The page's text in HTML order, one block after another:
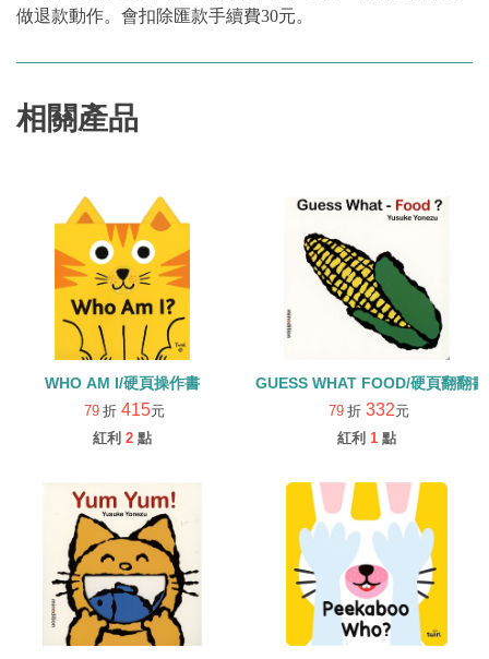
做退款動作。會扣除匯款手續費30元。
相關產品
WHO AM I/硬頁操作書
79 折 415元
紅利 2 點
GUESS WHAT FOOD/硬頁翻翻書
79 折 332元
紅利 1 點